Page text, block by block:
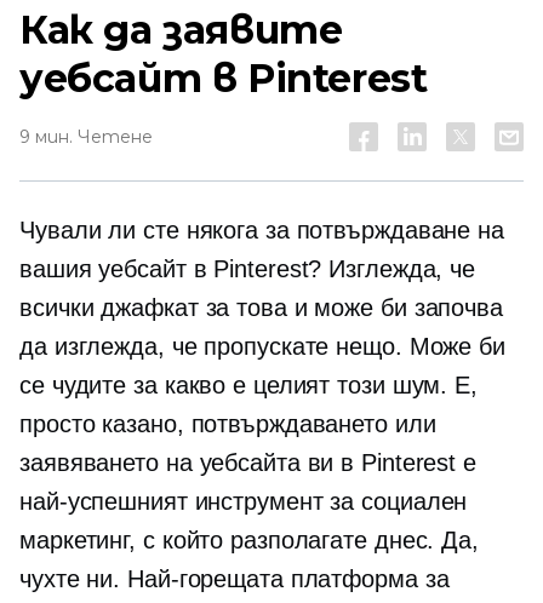
Как да заявите
уебсайт в Pinterest
9 мин. Четене
Чували ли сте някога за потвърждаване на
вашия уебсайт в Pinterest? Изглежда, че
всички джафкат за това и може би започва
да изглежда, че пропускате нещо. Може би
се чудите за какво е целият този шум. Е,
просто казано, потвърждаването или
заявяването на уебсайта ви в Pinterest е
най-успешният инструмент за социален
маркетинг, с който разполагате днес. Да,
чухте ни. Най-горещата платформа за